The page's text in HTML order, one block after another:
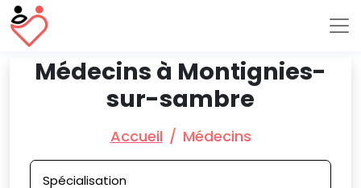
Médecins à Montignies-
sur-sambre
Accueil Médecins